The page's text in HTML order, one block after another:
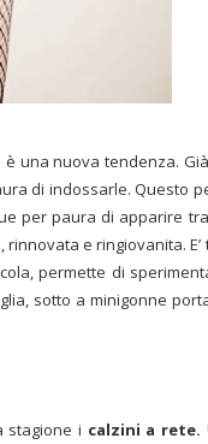
una nuova tendenza.
di indossarle. Questo
per paura di apparire
e ringiovanita.
permette di
sotto a minigonne
stagione i calzini a rete.